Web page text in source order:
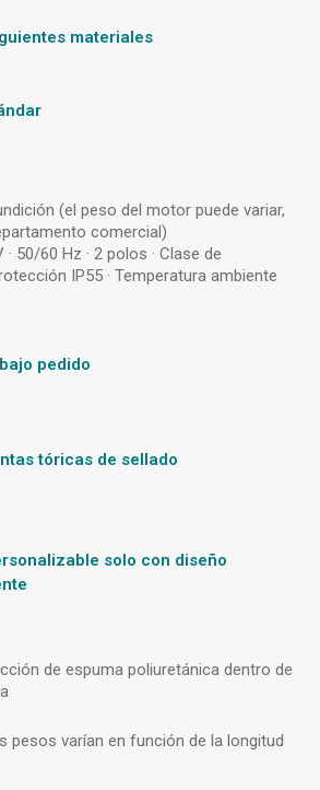
materiales
(el peso del motor puede variar,
comercial)
50/60 Hz · 2 polos · Clase de
IP55 · Temperatura ambiente
pedido
tóricas de sellado
solo con diseño
de espuma poliuretánica dentro de
pesos varían en función de la longitud